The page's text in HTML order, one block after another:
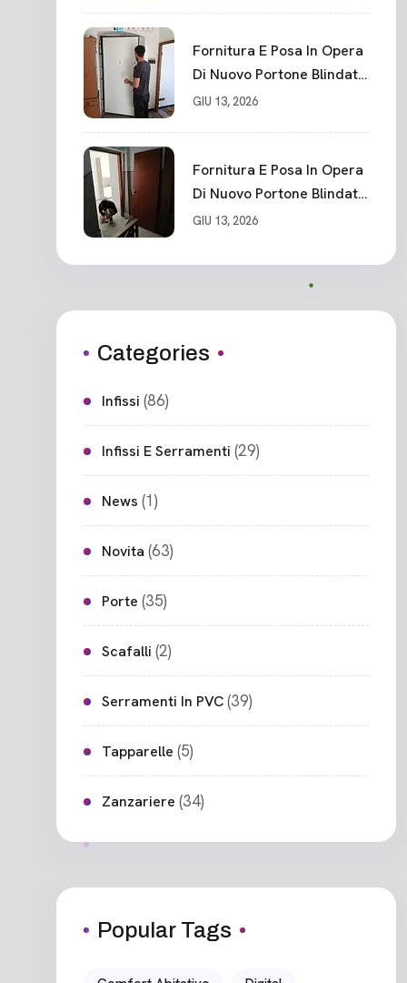
Fornitura E Posa In Opera
Di Nuovo Portone Blindato
Classe 3 Sicurezza
GIU 13, 2026
Fornitura E Posa In Opera
Di Nuovo Portone Blindato
Ceparana
GIU 13, 2026
Categories
Infissi (86)
Infissi E Serramenti (29)
News (1)
Novita (63)
Porte (35)
Scafalli (2)
Serramenti In PVC(39)
Tapparelle (5)
Zanzariere (34)
Popular Tags